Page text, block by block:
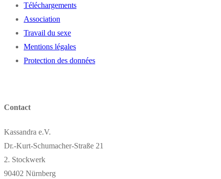
Téléchargements
Association
Travail du sexe
Mentions légales
Protection des données
Contact
Kassandra e.V.
Dr.-Kurt-Schumacher-Straße 21
2. Stockwerk
90402 Nürnberg